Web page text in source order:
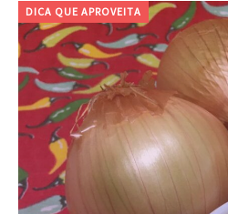
DICA QUE APROVEITA